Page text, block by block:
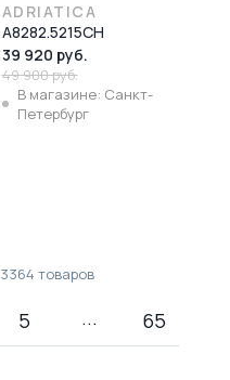
ADRIATICA
A8282.5215CH
39 920 руб.
49 900 руб.
В магазине: Санкт-
Петербург
3364 товаров
5 65